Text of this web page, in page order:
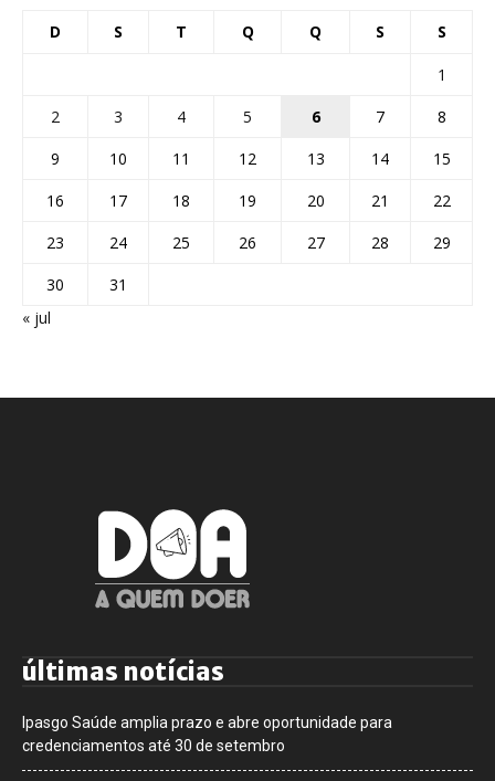
D S T Q Q S S
1
2
3 4 5 6 7
8
9
10 11 12 13 14
15
16
17 18 19 20 21
22
23
24 25 26 27 28
29
30
31
« jul
últimas notícias
Ipasgo Saúde amplia prazo e abre oportunidade para
credenciamentos até 30 de setembro